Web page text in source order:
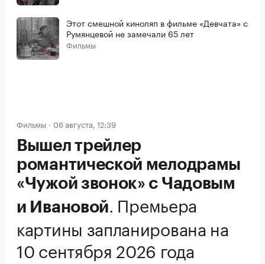
Этот смешной киноляп в фильме «Девчата» с
Румянцевой не замечали 65 лет
Фильмы
Фильмы 06 августа, 12:39
Вышел трейлер
романтической мелодрамы
«Чужой звонок» с Чадовым
и Ивановой. Премьера
картины запланирована на
10 сентября 2026 года